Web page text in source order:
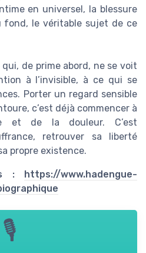
en universel, la blessure
fond, le véritable sujet de ce
de prime abord, ne se voit
à l’invisible, à ce qui se
Porter un regard sensible
c’est déjà commencer à
et de la douleur. C’est
retrouver sa liberté
propre existence.
:
https://www.hadengue-
🎙